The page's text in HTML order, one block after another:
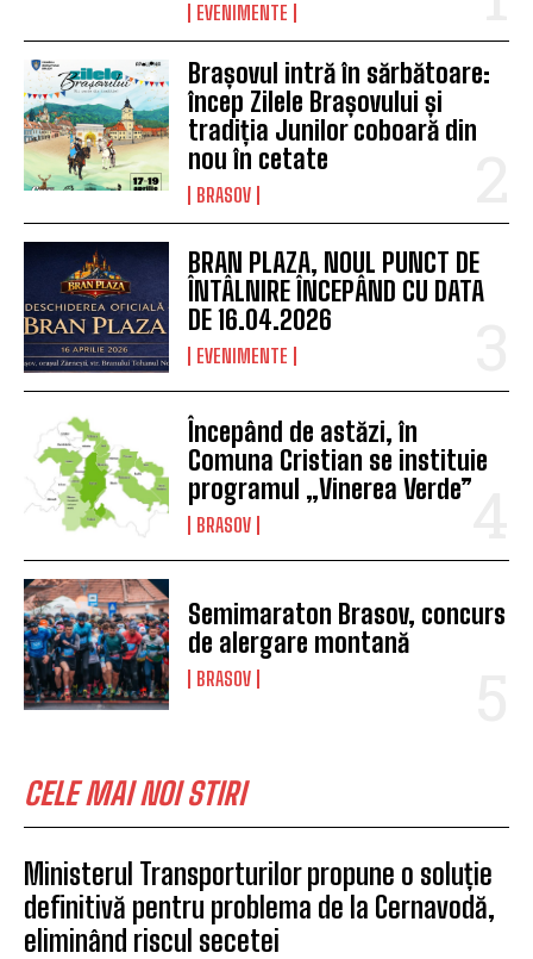
EVENIMENTE
Brașovul intră în sărbătoare:
încep Zilele Brașovului și
tradiția Junilor coboară din
nou în cetate
BRASOV
BRAN PLAZA, NOUL PUNCT DE
ÎNTÂLNIRE ÎNCEPÂND CU DATA
DE 16.04.2026
EVENIMENTE
Începând de astăzi, în
Comuna Cristian se instituie
programul „Vinerea Verde”
BRASOV
Semimaraton Brasov, concurs
de alergare montană
BRASOV
CELE MAI NOI STIRI
Ministerul Transporturilor propune o soluție
definitivă pentru problema de la Cernavodă,
eliminând riscul secetei